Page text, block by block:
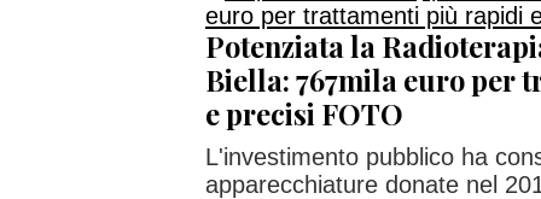
Potenziata la
Biella: 767mila euro per
e precisi FOTO
L'investimento pubblico ha
apparecchiature donate nel